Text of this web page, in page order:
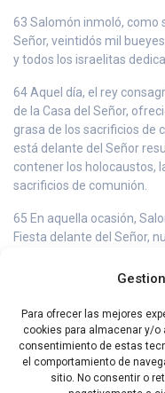
Para ofrecer las mejores
cookies para almacenar y/o
consentimiento de estas
el comportamiento de
sitio. No consentir o
63 Salomón inmoló, como
Señor, veintidós mil
y todos los israelitas
64 Aquel día, el rey
de la Casa del Señor,
grasa de los sacrificios de
está delante del Señor
contener los holocaustos,
sacrificios de comunión.
65 En aquella ocasión,
Fiesta delante del Señor,
hasta el Torrente de Egipto.
66 Al octavo día, Salomón
rey y se fueron a sus
de alegría por todo el bien
David y a su pueblo Israel.